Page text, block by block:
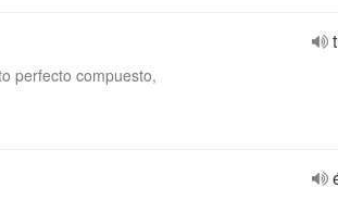
perfecto compuesto,